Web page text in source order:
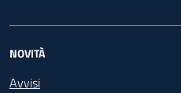
NOVITÀ
Avvisi